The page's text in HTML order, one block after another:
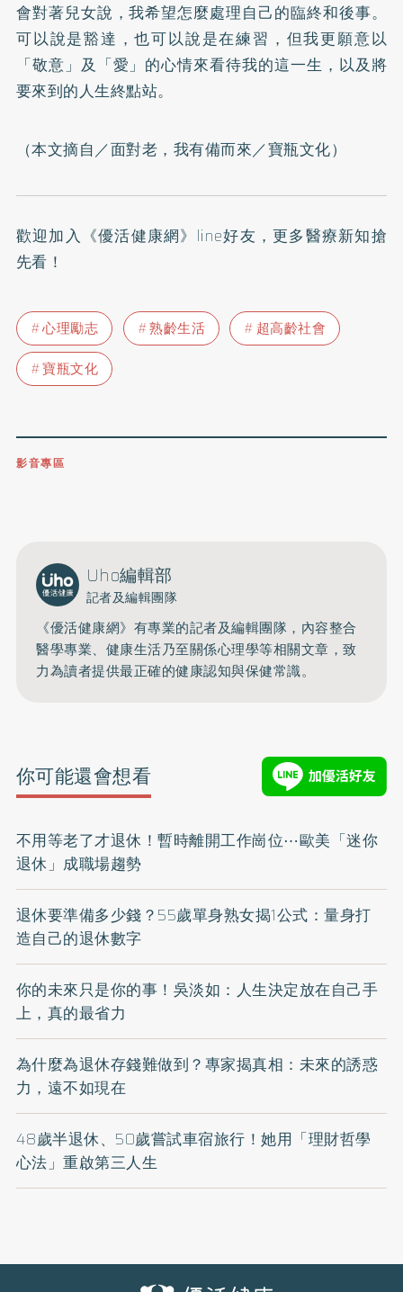
會對著兒女說，我希望怎麼處理自己的臨終和後事。
可以說是豁達，也可以說是在練習，但我更願意以
「敬意」及「愛」的心情來看待我的這一生，以及將
要來到的人生終點站。
（本文摘自／面對老，我有備而來／寶瓶文化）
歡迎加入 《優活健康網》line好友 ，更多醫療新知搶
先看！
心理勵志 熟齡生活
超高齡社會
寶瓶文化
影音專區
Uho編輯部
記者及編輯團隊
《優活健康網》有專業的記者及編輯團隊，內容整合
醫學專業、健康生活乃至關係心理學等相關文章，致
力為讀者提供最正確的健康認知與保健常識。
你可能還會想看
不用等老了才退休！暫時離開工作崗位⋯歐美「迷你
退休」成職場趨勢
退休要準備多少錢？55歲單身熟女揭1公式：量身打
造自己的退休數字
你的未來只是你的事！吳淡如：人生決定放在自己手
上，真的最省力
為什麼為退休存錢難做到？專家揭真相：未來的誘惑
力，遠不如現在
48歲半退休、50歲嘗試車宿旅行！她用「理財哲學
心法」重啟第三人生